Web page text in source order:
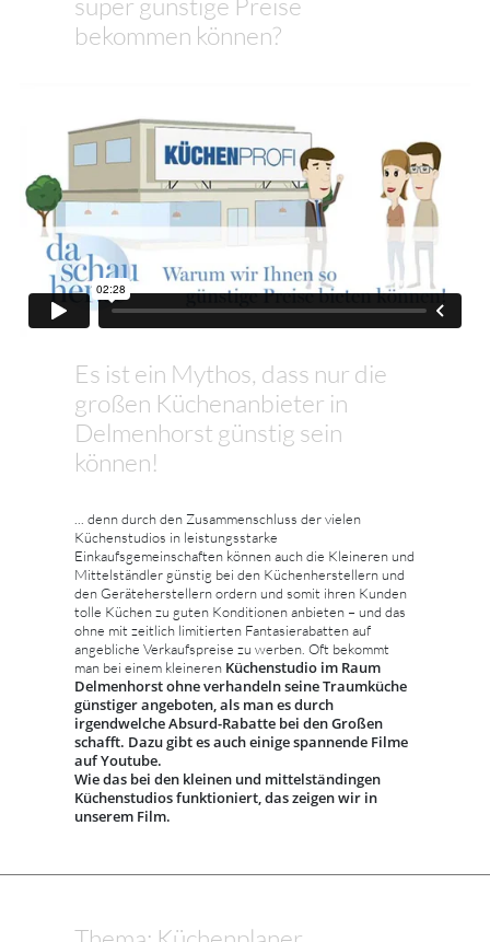
bekommen können?
Es ist ein Mythos, dass nur die
großen Küchenanbieter in
Delmenhorst günstig sein
können!
... denn durch den Zusammenschluss der vielen
Küchenstudios in leistungsstarke
Einkaufsgemeinschaften können auch die Kleineren und
Mittelständler günstig bei den Küchenherstellern und
den Geräteherstellern ordern und somit ihren Kunden
tolle Küchen zu guten Konditionen anbieten – und das
ohne mit zeitlich limitierten Fantasierabatten auf
angebliche Verkaufspreise zu werben. Oft bekommt
man bei einem kleineren Küchenstudio im Raum
Delmenhorst ohne verhandeln seine Traumküche
günstiger angeboten, als man es durch
irgendwelche Absurd-Rabatte bei den Großen
schafft. Dazu gibt es auch einige spannende Filme
auf Youtube.
Wie das bei den kleinen und mittelständingen
Küchenstudios funktioniert, das zeigen wir in
unserem Film.